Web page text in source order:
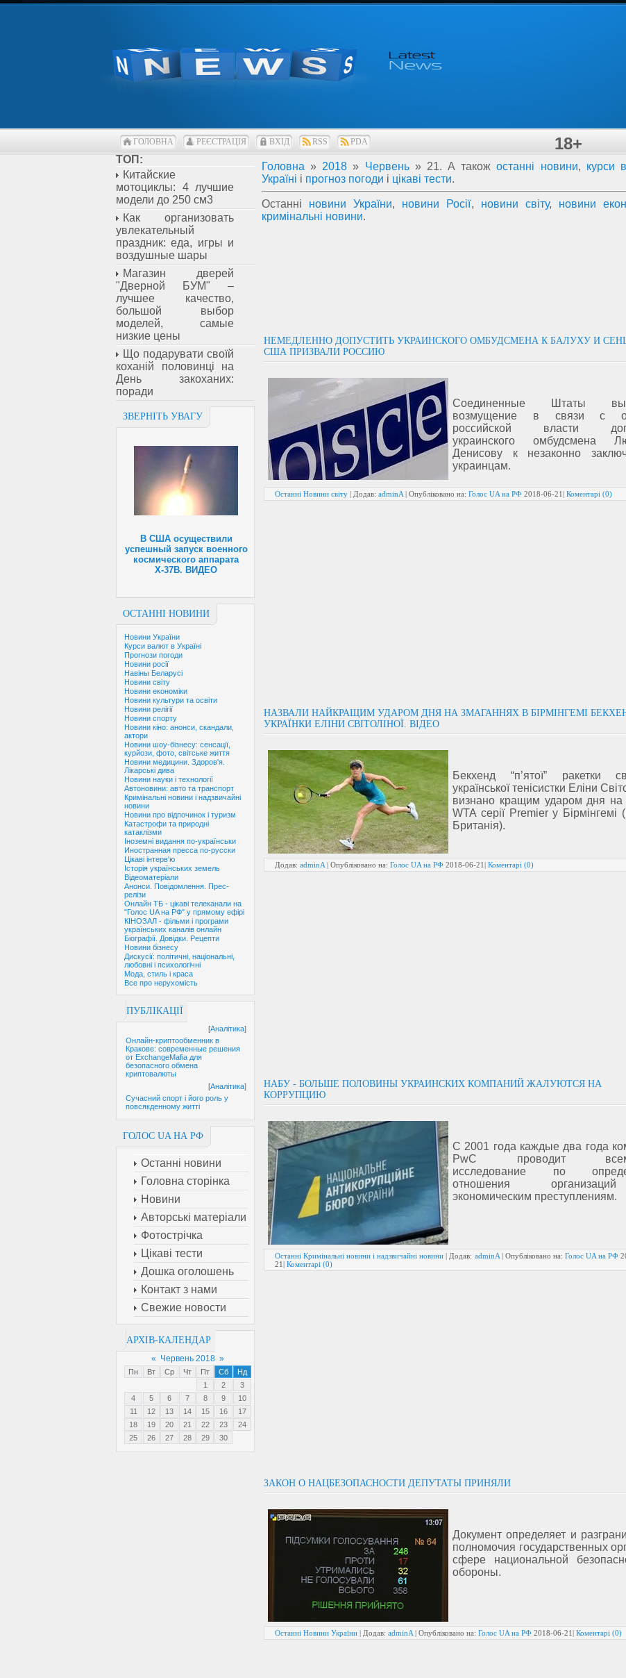
ГОЛОВНА РЕЄСТРАЦІЯ ВХІД RSS PDA 18+
ТОП:
Китайские
мотоциклы: 4 лучшие
модели до 250 см3
Как организовать
увлекательный
праздник: еда, игры и
воздушные шары
Магазин дверей
"Дверной БУМ" –
лучшее качество,
большой выбор
моделей, самые
низкие цены
Що подарувати своїй
коханій половинці на
День закоханих:
поради
ЗВЕРНІТЬ УВАГУ
В США осуществили
успешный запуск военного
космического аппарата
Х-37В. ВИДЕО
ОСТАННІ НОВИНИ
Новини України
Курси валют в Україні
Прогнози погоди
Новини росії
Навіны Беларусі
Новини світу
Новини економіки
Новини культури та освіти
Новини релігії
Новини спорту
Новини кіно: анонси, скандали,
актори
Новини шоу-бізнесу: сенсації,
курйози, фото, світське життя
Новини медицини. Здоров'я.
Лікарські дива
Новини науки і технології
Автоновини: авто та транспорт
Кримінальні новини і надзвичайні
новини
Новини про відпочинок і туризм
Катастрофи та природні
катаклізми
Іноземні видання по-українськи
Иностранная пресса по-русски
Цікаві інтерв'ю
Історія українських земель
Відеоматеріали
Анонси. Повідомлення. Прес-
релізи
Онлайн ТБ - цікаві телеканали на
"Голос UA на РФ" у прямому ефірі
КІНОЗАЛ - фільми і програми
українських каналів онлайн
Біографії. Довідки. Рецепти
Новини бізнесу
Дискусії: політичні, національні,
любовні і психологічні
Мода, стиль і краса
Все про нерухомість
ПУБЛІКАЦІЇ
[Аналітика]
Онлайн-криптообменник в
Кракове: современные решения
от ExchangeMafia для
безопасного обмена
криптовалюты
[Аналітика]
Сучасний спорт і його роль у
повсякденному житті
ГОЛОС UA НА РФ
Останні новини
Головна сторінка
Новини
Авторські матеріали
Фотострічка
Цікаві тести
Дошка оголошень
Контакт з нами
Свежие новости
АРХІВ-КАЛЕНДАР
« Червень 2018 »
Пн Вт Ср Чт Пт Сб
Нд
1
2
3
4
5 6 7 8 9
10
11
12 13 14 15 16
17
18
19 20 21 22 23
24
25
26 27 28 29 30
Головна » 2018 » Червень » 21. А такожостанні новини, курси
Україні і прогноз погоди і цікаві тести.
Останні новини України, новини Росії, новини світу, новини
кримінальні новини.
НЕМЕДЛЕННО ДОПУСТИТЬ УКРАИНСКОГО ОМБУДСМЕНА К БАЛУХУ И
США ПРИЗВАЛИ РОССИЮ
Соединенные Штаты
возмущение в связи с
российской власти
украинского омбудсмена
Денисову к незаконно
украинцам.
Останні Новини світу | Додав: adminA | Опубліковано на: Голос UA на РФ 2018-06-21| Коментарі (0)
НАЗВАЛИ НАЙКРАЩИМ УДАРОМ ДНЯ НА ЗМАГАННЯХ В БІРМІНГЕМІ
УКРАЇНКИ ЕЛІНИ СВІТОЛІНОЇ. ВІДЕО
Бекхенд “п’ятої” ракетки
української тенісистки Еліни
визнано кращим ударом дня на
WTA серії Premier у Бірмінгемі
Британія).
Додав: adminA | Опубліковано на: Голос UA на РФ 2018-06-21| Коментарі (0)
НАБУ - БОЛЬШЕ ПОЛОВИНЫ УКРАИНСКИХ КОМПАНИЙ ЖАЛУЮТСЯ НА
КОРРУПЦИЮ
С 2001 года каждые два года
PwC проводит
исследование по
отношения
экономическим преступлениям.
Останні Кримінальні новини і надзвичайні новини | Додав: adminA| Опубліковано на: Голос UA на РФ
21| Коментарі (0)
ЗАКОН О НАЦБЕЗОПАСНОСТИ ДЕПУТАТЫ ПРИНЯЛИ
Документ определяет и
полномочия государственных
сфере национальной
обороны.
Останні Новини України | Додав: adminA | Опубліковано на: Голос UA на РФ 2018-06-21| Коментарі (0)